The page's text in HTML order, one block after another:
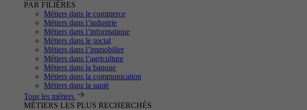
PAR FILIÈRES
Métiers dans le commerce
Métiers dans l’industrie
Métiers dans l’informatique
Métiers dans le social
Métiers dans l’immobilier
Métiers dans l’agriculture
Métiers dans la banque
Métiers dans la communication
Métiers dans la santé
Tous les métiers
MÉTIERS LES PLUS RECHERCHÉS